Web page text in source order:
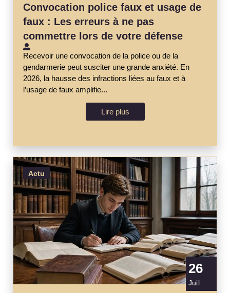
Convocation police faux et usage de
faux : Les erreurs à ne pas
commettre lors de votre défense
Recevoir une convocation de la police ou de la
gendarmerie peut susciter une grande anxiété. En
2026, la hausse des infractions liées au faux et à
l’usage de faux amplifie...
Lire plus
Actu
26
Juil